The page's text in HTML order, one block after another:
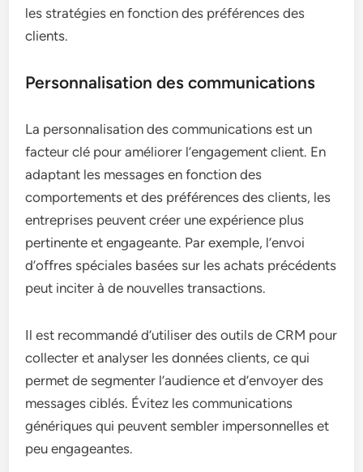
les stratégies en fonction des préférences des
clients.
Personnalisation des communications
La personnalisation des communications est un
facteur clé pour améliorer l’engagement client. En
adaptant les messages en fonction des
comportements et des préférences des clients, les
entreprises peuvent créer une expérience plus
pertinente et engageante. Par exemple, l’envoi
d’offres spéciales basées sur les achats précédents
peut inciter à de nouvelles transactions.
Il est recommandé d’utiliser des outils de CRM pour
collecter et analyser les données clients, ce qui
permet de segmenter l’audience et d’envoyer des
messages ciblés. Évitez les communications
génériques qui peuvent sembler impersonnelles et
peu engageantes.